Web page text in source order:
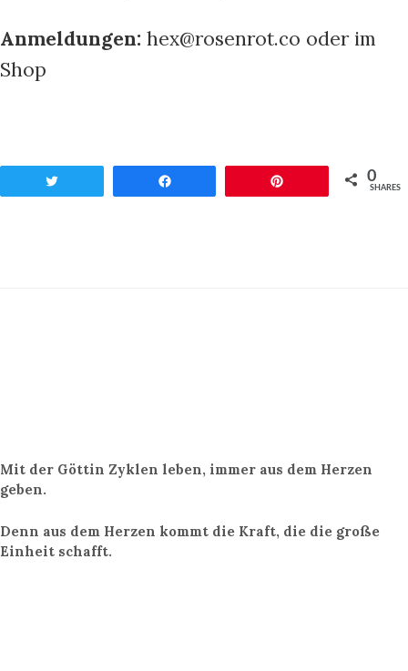
Anmeldungen: hex@rosenrot.co oder im
Shop
0
SHARES
Mit der Göttin Zyklen leben, immer aus dem Herzen
geben.
Denn aus dem Herzen kommt die Kraft, die die große
Einheit schafft.